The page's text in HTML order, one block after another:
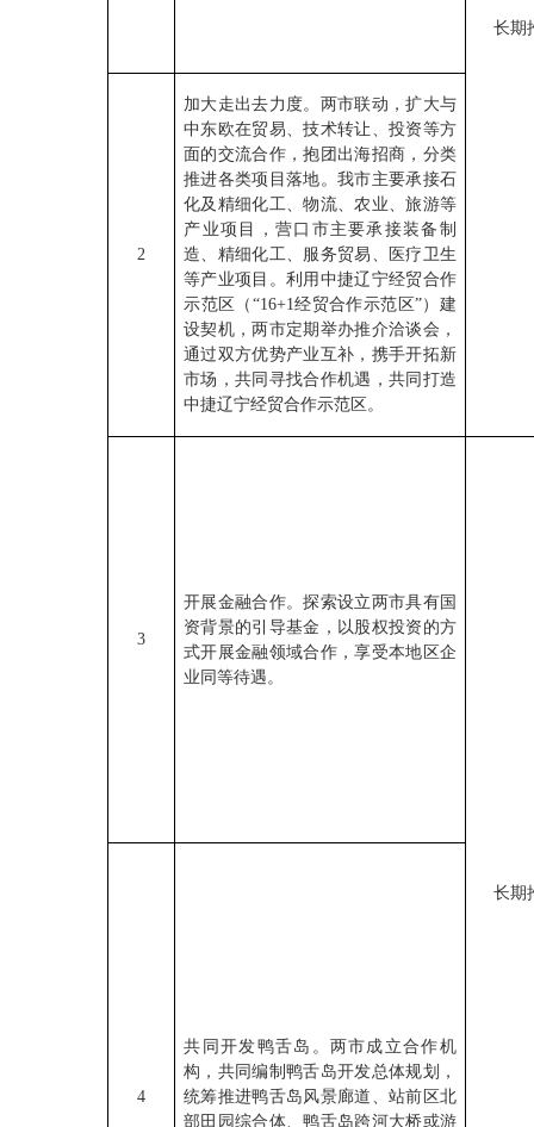
长期
2
加大走出去力度。两市联动，扩大与
中东欧在贸易、技术转让、投资等方
面的交流合作，抱团出海招商，分类
推进各类项目落地。我市主要承接石
化及精细化工、物流、农业、旅游等
产业项目，营口市主要承接装备制
造、精细化工、服务贸易、医疗卫生
等产业项目。利用中捷辽宁经贸合作
示范区（“16+1经贸合作示范区”）建
设契机，两市定期举办推介洽谈会，
通过双方优势产业互补，携手开拓新
市场，共同寻找合作机遇，共同打造
中捷辽宁经贸合作示范区。
3
开展金融合作。探索设立两市具有国
资背景的引导基金，以股权投资的方
式开展金融领域合作，享受本地区企
业同等待遇。
长期
4
共同开发鸭舌岛。两市成立合作机
构，共同编制鸭舌岛开发总体规划，
统筹推进鸭舌岛风景廊道、站前区北
部田园综合体、鸭舌岛跨河大桥或游